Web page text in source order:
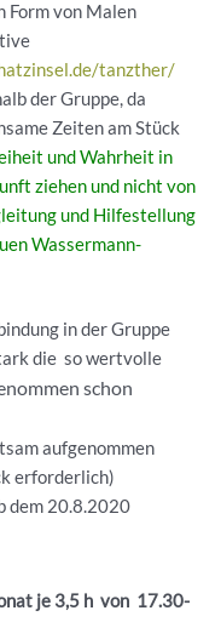
von Malen
tanzther/
der Gruppe, da
Zeiten am Stück
und Wahrheit in
ziehen und nicht von
und Hilfestellung
Wassermann-
in der Gruppe
die so wertvolle
schon
aufgenommen
erforderlich)
dem 20.8.2020
je 3,5 h von 17.30-